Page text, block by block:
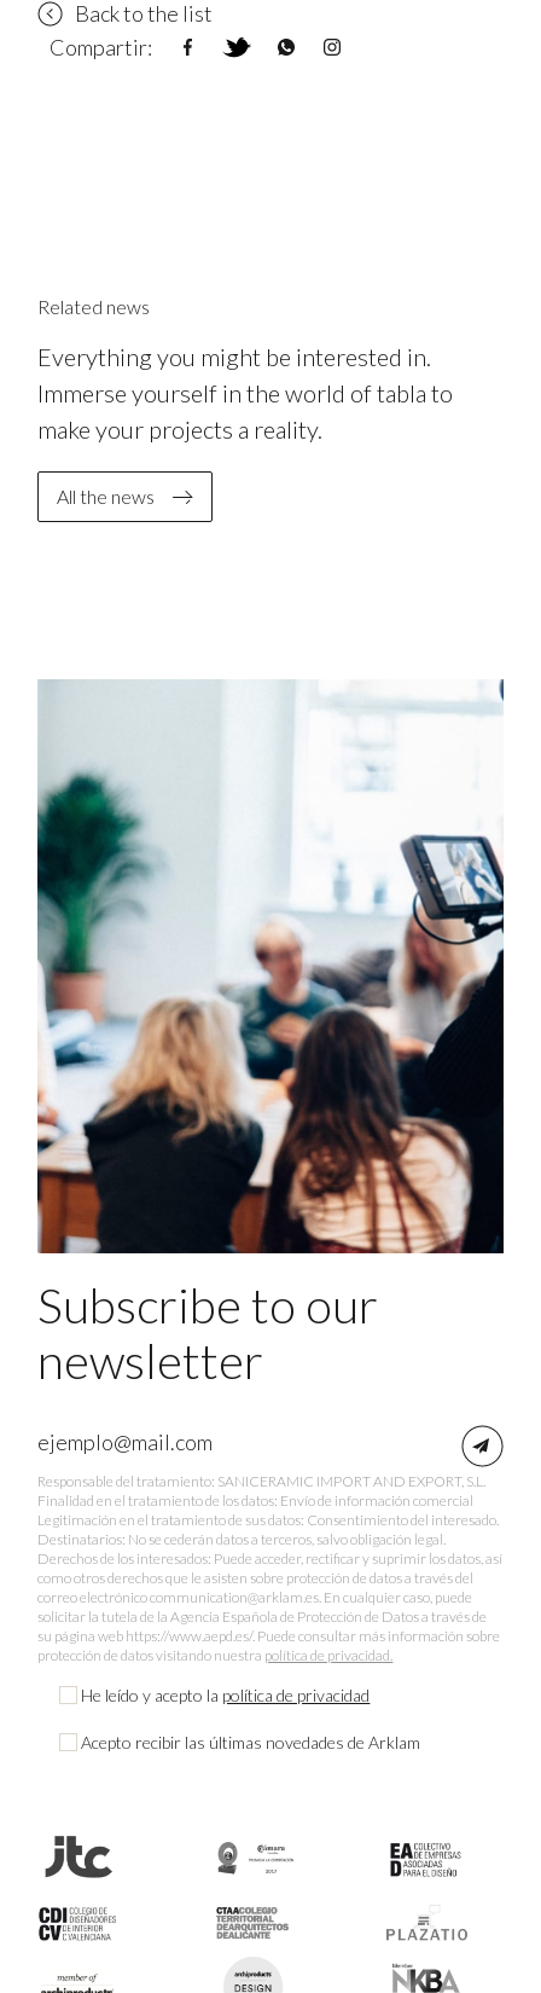
Back to the list
Compartir:
Related news
Everything you might be interested in.
Immerse yourself in the world of tabla to
make your projects a reality.
All the news
Subscribe to our
newsletter
Responsable del tratamiento: SANICERAMIC IMPORT AND EXPORT, S.L.
Finalidad en el tratamiento de los datos: Envío de información comercial
Legitimación en el tratamiento de sus datos: Consentimiento del interesado.
Destinatarios: No se cederán datos a terceros, salvo obligación legal.
Derechos de los interesados: Puede acceder, rectificar y suprimir los datos, así
como otros derechos que le asisten sobre protección de datos a través del
correo electrónico communication@arklam.es. En cualquier caso, puede
solicitar la tutela de la Agencia Española de Protección de Datos a través de
su página web https://www.aepd.es/. Puede consultar más información sobre
protección de datos visitando nuestra política de privacidad.
He leído y acepto la política de privacidad
Acepto recibir las últimas novedades de Arklam